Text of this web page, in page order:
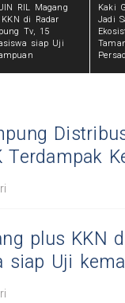
RIL Magang
di Radar
Tv, 15
siap Uji
Kaki
Jadi
Terdampak
plus KKN
siap Uji